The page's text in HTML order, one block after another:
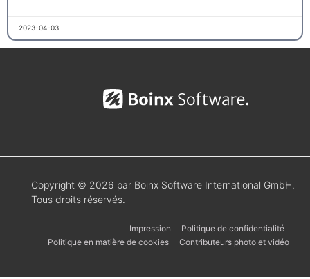
2023-04-03
Copyright © 2026 par Boinx Software International GmbH.
Tous droits réservés.
Impression
Politique de confidentialité
Politique en matière de cookies
Contributeurs photo et vidéo